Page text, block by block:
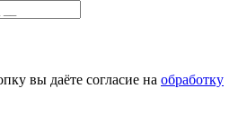
вы даёте согласие на обработку